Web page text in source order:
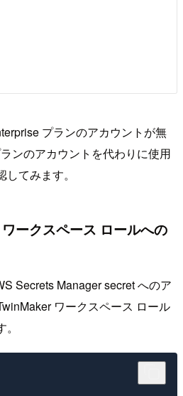
プランのアカウントが無
ンのアカウントを代わりに使用
てみます。
ークスペース ロールへの
Secrets Manager secret へのア
ワークスペース ロール